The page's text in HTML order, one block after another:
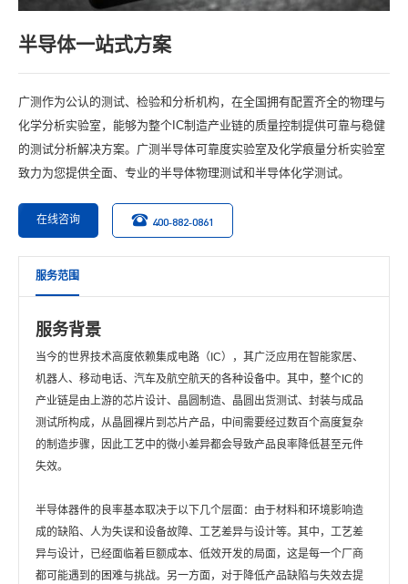
半导体一站式方案
广测作为公认的测试、检验和分析机构，在全国拥有配置齐全的物理与
化学分析实验室，能够为整个IC制造产业链的质量控制提供可靠与稳健
的测试分析解决方案。广测半导体可靠度实验室及化学痕量分析实验室
致力为您提供全面、专业的半导体物理测试和半导体化学测试。
在线咨询 400-882-0861
服务范围
服务背景
当今的世界技术高度依赖集成电路（IC），其广泛应用在智能家居、
机器人、移动电话、汽车及航空航天的各种设备中。其中，整个IC的
产业链是由上游的芯片设计、晶圆制造、晶圆出货测试、封装与成品
测试所构成，从晶圆裸片到芯片产品，中间需要经过数百个高度复杂
的制造步骤，因此工艺中的微小差异都会导致产品良率降低甚至元件
失效。
半导体器件的良率基本取决于以下几个层面：由于材料和环境影响造
成的缺陷、人为失误和设备故障、工艺差异与设计等。其中，工艺差
异与设计，已经面临着巨额成本、低效开发的局面，这是每一个厂商
都可能遇到的困难与挑战。另一方面，对于降低产品缺陷与失效去提